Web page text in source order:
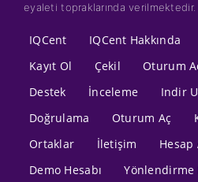
eyaleti topraklarında verilmektedir.
IQCent IQCent Hakkında
Kayıt Ol
Çekil Oturum
Destek
İnceleme
Indir
Doğrulama
Oturum Aç
Ortaklar
İletişim Hesap
Demo Hesabı
Yönlendirme